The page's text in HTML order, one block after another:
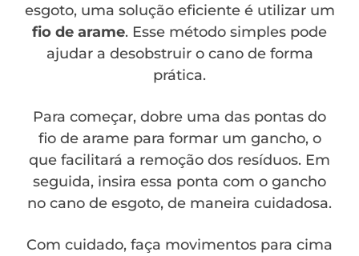
esgoto, uma solução eficiente é utilizar um
fio de arame. Esse método simples pode
ajudar a desobstruir o cano de forma
prática.
Para começar, dobre uma das pontas do
fio de arame para formar um gancho, o
que facilitará a remoção dos resíduos. Em
seguida, insira essa ponta com o gancho
no cano de esgoto, de maneira cuidadosa.
Com cuidado, faça movimentos para cima